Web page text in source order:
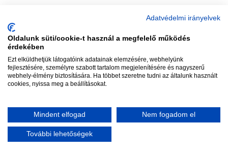
Szerkesztőség:szerk@vadhajtasok.hu
Modi:moderator@vadhajtasok.hu
AdatvédelemImpresszumSzerzői jogok
2018 Vadhajtások.hu
Adatvédelmi irányelvek
Oldalunk süti/cookie-t használ a megfelelő működés
érdekében
Ezt elküldhetjük látogatóink adatainak elemzésére, webhelyünk
fejlesztésére, személyre szabott tartalom megjelenítésére és nagyszerű
webhely-élmény biztosítására. Ha többet szeretne tudni az általunk használt
cookies, nyissa meg a beállításokat.
Mindent elfogad Nem fogadom el
További lehetőségek